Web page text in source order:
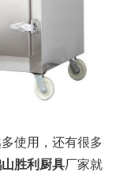
使用，还有很多
胜利厨具厂家就